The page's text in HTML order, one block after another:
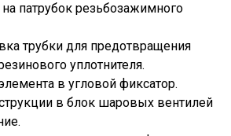
патрубок резьбозажимного
трубки для предотвращения
уплотнителя.
в угловой фиксатор.
в блок шаровых вентилей